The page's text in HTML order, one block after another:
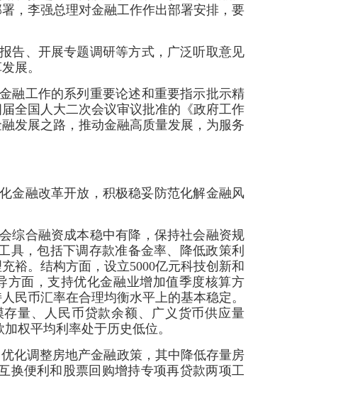
，李强总理对金融工作作出部署安排，要
告、开展专题调研等方式，广泛听取意见
展。
融工作的系列重要论述和重要指示批示精
全国人大二次会议审议批准的《政府工作
发展之路，推动金融高质量发展，为服务
金融改革开放，积极稳妥防范化解金融风
综合融资成本稳中有降，保持社会融资规
具，包括下调存款准备金率、降低政策利
裕。结构方面，设立5000亿元科技创新和
方面，支持优化金融业增加值季度核算方
民币汇率在合理均衡水平上的基本稳定。
量、人民币贷款余额、广义货币供应量
权平均利率处于历史低位。
化调整房地产金融政策，其中降低存量房
换便利和股票回购增持专项再贷款两项工